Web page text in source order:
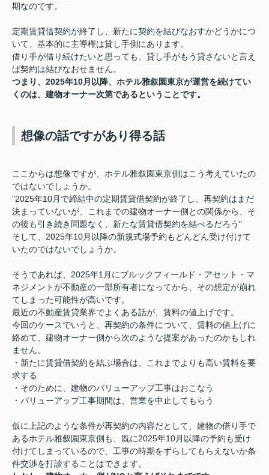
期なのです。
定期賃貸借契約が終了し、新たに契約を結びなおすかどうかにつ
いて、基本的に主導権は貸し手側にあります。
借り手が借り続けたいと思っても、貸し手がもう貸さないと言え
ば契約は結びなおせません。
つまり、2025年10月以降、ホテル雅叙園東京が運営を続けてい
くのは、建物オーナー次第であるということです。
想像の話ですがあり得る話
ここからは想像ですが、ホテル雅叙園東京側はこう考えていたの
ではないでしょうか。
”2025年10月で締結中の定期賃貸借契約が終了し、再契約はまだ
決まっていないが、これまでの建物オーナー側との関係から、そ
の後も引き続き問題なく、新たな賃貸借契約を結べるだろう"
そして、2025年10月以降の新規式場予約もどんどん受け付けて
いたのではないでしょうか。
そうであれば、2025年1月にブルックフィールド・アセット・マ
ネジメントが不動産の一部所有者になってから、その想定が崩れ
てしまった可能性が高いです。
最近の不動産賃貸業界でよくある話が、賃料の値上げです。
今回のケースでいうと、再契約の条件について、賃料の値上げに
絡めて、建物オーナー側から次のような提案があったのかもしれ
ません。
・新たに賃貸借契約を結ぶ場合は、これまでよりも高い賃料を要
求する
・そのために、建物のバリューアップ工事はおこなう
・バリューアップ工事期間は、営業を中止してもらう
仮に上記のような条件が再契約の内容だとして、建物の借り手で
あるホテル雅叙園東京側も、既に2025年10月以降の予約も受け
付けてしまっているので、工事の時期をずらしてもらえないか条
件交渉を打診することはできます。